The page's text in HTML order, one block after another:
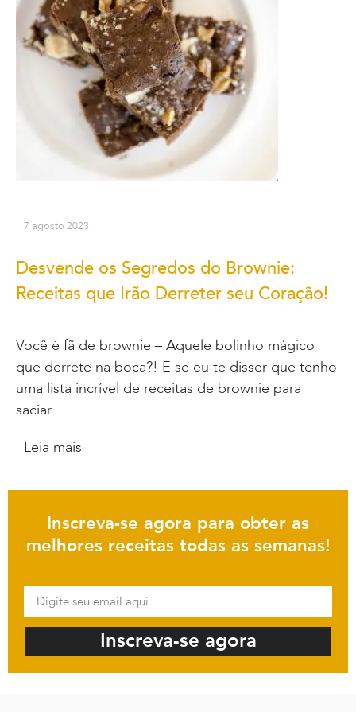
7 agosto 2023
Desvende os Segredos do Brownie:
Receitas que Irão Derreter seu Coração!
Você é fã de brownie – Aquele bolinho mágico
que derrete na boca?! E se eu te disser que tenho
uma lista incrível de receitas de brownie para
saciar…
Leia mais
Inscreva-se agora para obter as
melhores receitas todas as semanas!
Inscreva-se agora